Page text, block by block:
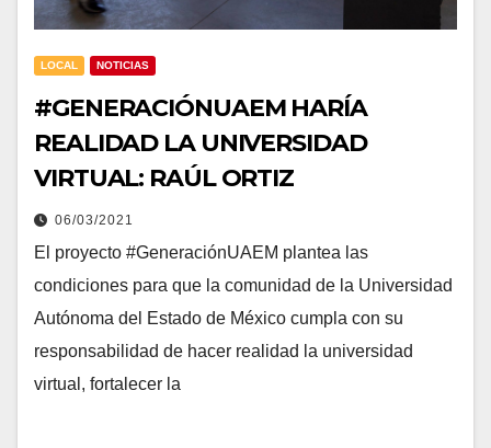
LOCAL NOTICIAS
#GENERACIÓNUAEM HARÍA
REALIDAD LA UNIVERSIDAD
VIRTUAL: RAÚL ORTIZ
06/03/2021
El proyecto #GeneraciónUAEM plantea las
condiciones para que la comunidad de la Universidad
Autónoma del Estado de México cumpla con su
responsabilidad de hacer realidad la universidad
virtual, fortalecer la